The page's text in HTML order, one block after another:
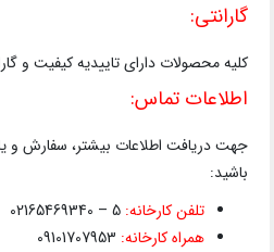
گارانتی:
کلیه محصولات دارای تاییدیه کیفیت و
اطلاعات تماس:
جهت دریافت اطلاعات بیشتر، سفارش و
باشید:
تلفن کارخانه: 5 – 02165469340
همراه کارخانه: